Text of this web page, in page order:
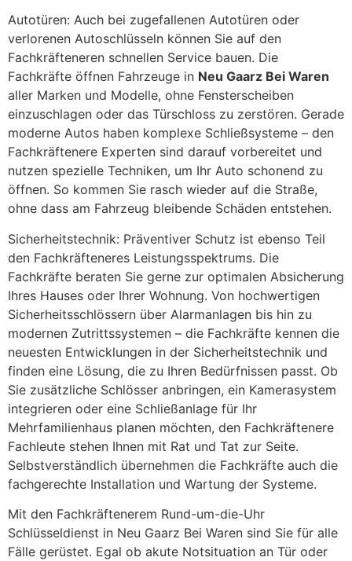
Autotüren: Auch bei zugefallenen Autotüren oder
verlorenen Autoschlüsseln können Sie auf den
Fachkräfteneren schnellen Service bauen. Die
Fachkräfte öffnen Fahrzeuge in Neu Gaarz Bei Waren
aller Marken und Modelle, ohne Fensterscheiben
einzuschlagen oder das Türschloss zu zerstören. Gerade
moderne Autos haben komplexe Schließsysteme – den
Fachkräftenere Experten sind darauf vorbereitet und
nutzen spezielle Techniken, um Ihr Auto schonend zu
öffnen. So kommen Sie rasch wieder auf die Straße,
ohne dass am Fahrzeug bleibende Schäden entstehen.
Sicherheitstechnik: Präventiver Schutz ist ebenso Teil
den Fachkräfteneres Leistungsspektrums. Die
Fachkräfte beraten Sie gerne zur optimalen Absicherung
Ihres Hauses oder Ihrer Wohnung. Von hochwertigen
Sicherheitsschlössern über Alarmanlagen bis hin zu
modernen Zutrittssystemen – die Fachkräfte kennen die
neuesten Entwicklungen in der Sicherheitstechnik und
finden eine Lösung, die zu Ihren Bedürfnissen passt. Ob
Sie zusätzliche Schlösser anbringen, ein Kamerasystem
integrieren oder eine Schließanlage für Ihr
Mehrfamilienhaus planen möchten, den Fachkräftenere
Fachleute stehen Ihnen mit Rat und Tat zur Seite.
Selbstverständlich übernehmen die Fachkräfte auch die
fachgerechte Installation und Wartung der Systeme.
Mit den Fachkräftenerem Rund-um-die-Uhr
Schlüsseldienst in Neu Gaarz Bei Waren sind Sie für alle
Fälle gerüstet. Egal ob akute Notsituation an Tür oder